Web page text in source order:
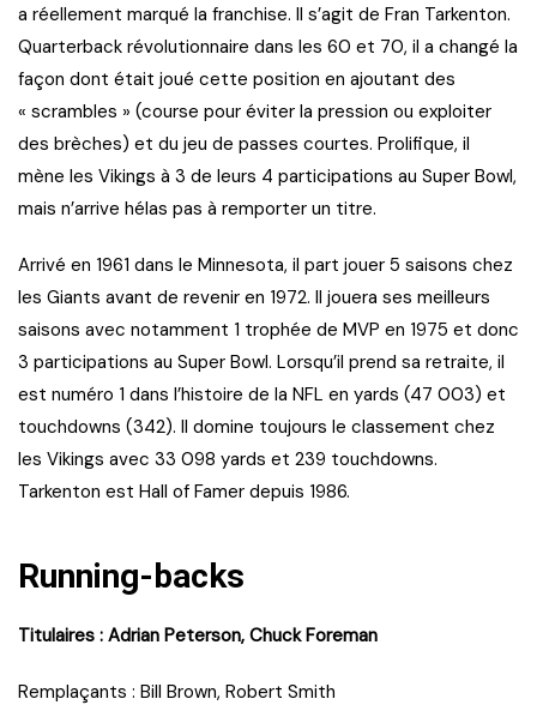
a réellement marqué la franchise. Il s’agit de Fran Tarkenton.
Quarterback révolutionnaire dans les 60 et 70, il a changé la
façon dont était joué cette position en ajoutant des
« scrambles » (course pour éviter la pression ou exploiter
des brèches) et du jeu de passes courtes. Prolifique, il
mène les Vikings à 3 de leurs 4 participations au Super Bowl,
mais n’arrive hélas pas à remporter un titre.
Arrivé en 1961 dans le Minnesota, il part jouer 5 saisons chez
les Giants avant de revenir en 1972. Il jouera ses meilleurs
saisons avec notamment 1 trophée de MVP en 1975 et donc
3 participations au Super Bowl. Lorsqu’il prend sa retraite, il
est numéro 1 dans l’histoire de la NFL en yards (47 003) et
touchdowns (342). Il domine toujours le classement chez
les Vikings avec 33 098 yards et 239 touchdowns.
Tarkenton est Hall of Famer depuis 1986.
Running-backs
Titulaires : Adrian Peterson, Chuck Foreman
Remplaçants : Bill Brown, Robert Smith